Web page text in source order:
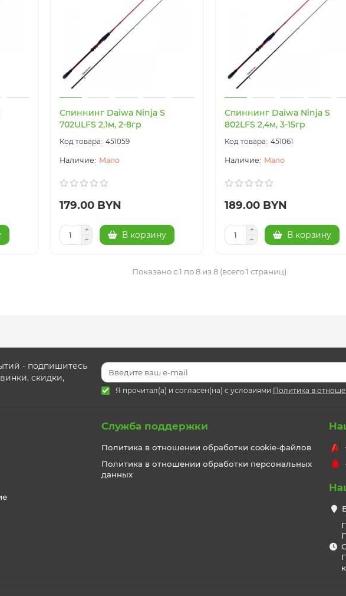
Спиннинг Daiwa Ninja S
702ULFS 2,1м, 2-8гр
451059
Мало
179.00 BYN
В корзину
Спиннинг Daiwa Ninja S
802LFS 2,4м, 3-15гр
451061
Мало
189.00 BYN
В корзину
Показано с 1 по 8 из 8 (всего 1 страниц)
- подпишитесь
скидки,
Я прочитал(а) и согласен(на) с условиями Политика в
Служба поддержки
Политика в отношении обработки cookie-файлов
Политика в отношении обработки персональных
данных